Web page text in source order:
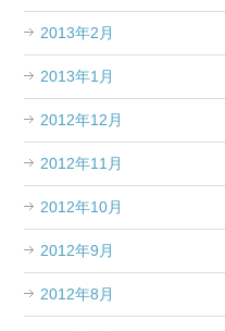
2013年2月
2013年1月
2012年12月
2012年11月
2012年10月
2012年9月
2012年8月